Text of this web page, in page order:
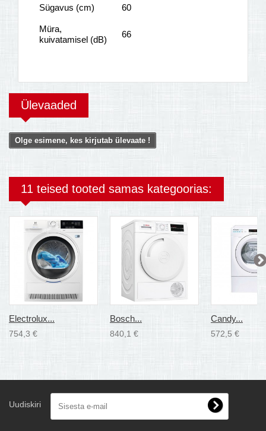
Sügavus (cm) 60
Müra,
kuivatamisel (dB)
66
Ülevaaded
Olge esimene, kes kirjutab ülevaate !
11 teised tooted samas kategoorias:
Electrolux...
754,3 €
Bosch...
840,1 €
Candy...
572,5 €
Uudiskiri